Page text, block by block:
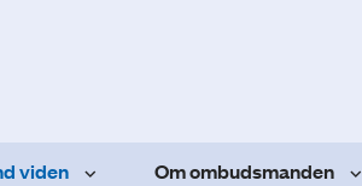
viden Om ombudsmanden